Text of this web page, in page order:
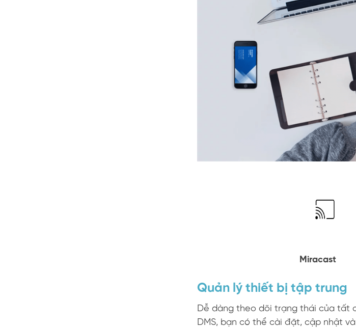
Quản lý thiết bị tập trung
Dễ dàng theo dõi trạng thái của tất
DMS, bạn có thể cài đặt, cập nhật